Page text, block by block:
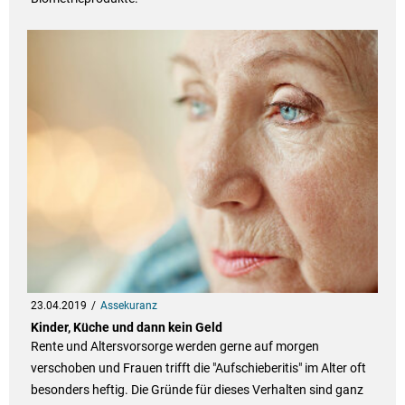
23.04.2019 Assekuranz
Kinder, Küche und dann kein Geld
Rente und Altersvorsorge werden gerne auf morgen
verschoben und Frauen trifft die "Aufschieberitis" im Alter oft
besonders heftig. Die Gründe für dieses Verhalten sind ganz